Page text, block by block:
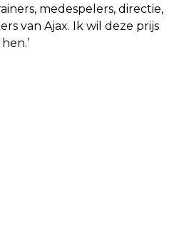
medespelers, directie,
van Ajax. Ik wil deze prijs